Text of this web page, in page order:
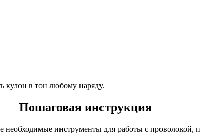
кулон в тон любому наряду.
Пошаговая инструкция
необходимые инструменты для работы с проволокой,